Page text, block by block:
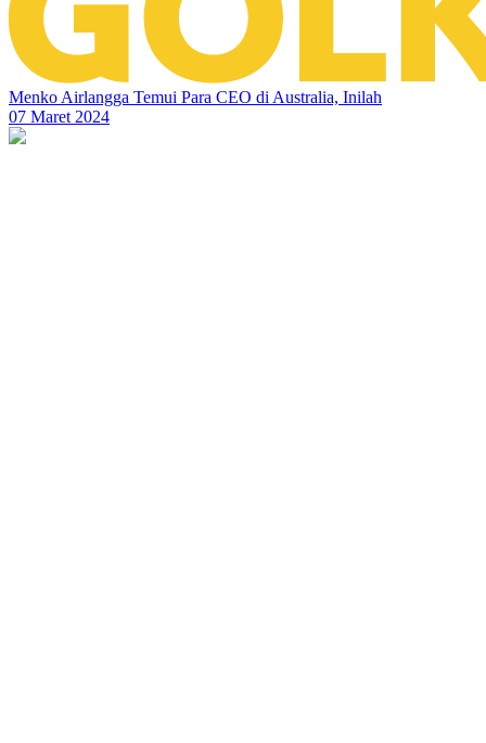
Menko Airlangga Temui Para CEO di Australia, Inilah
07 Maret 2024